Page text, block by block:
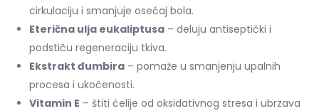
cirkulaciju i smanjuje osećaj bola.
Eterična ulja eukaliptusa – deluju antiseptički i
podstiču regeneraciju tkiva.
Ekstrakt đumbira – pomaže u smanjenju upalnih
procesa i ukočenosti.
Vitamin E – štiti ćelije od oksidativnog stresa i ubrzava